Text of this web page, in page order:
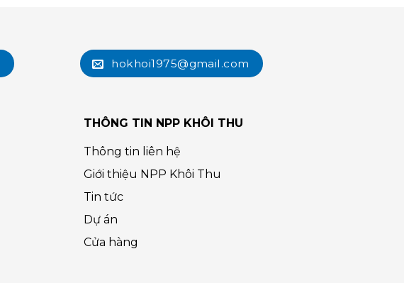
hokhoi1975@gmail.com
THÔNG TIN NPP KHÔI THU
Thông tin liên hệ
Giới thiệu NPP Khôi Thu
Tin tức
Dự án
Cửa hàng